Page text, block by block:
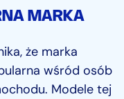
MARKA
że marka
wśród osób
Modele tej